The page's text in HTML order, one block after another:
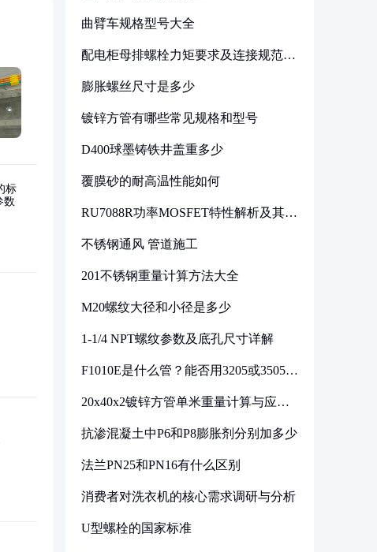
曲臂车规格型号大全
配电柜母排螺栓力矩要求及连接规范详
膨胀螺丝尺寸是多少
镀锌方管有哪些常见规格和型号
D400球墨铸铁井盖重多少
覆膜砂的耐高温性能如何
RU7088R功率MOSFET特性解析及其在
不锈钢通风 管道施工
201不锈钢重量计算方法大全
M20螺纹大径和小径是多少
1-1/4 NPT螺纹参数及底孔尺寸详解
F1010E是什么管？能否用3205或3505代
20x40x2镀锌方管单米重量计算与应用
抗渗混凝土中P6和P8膨胀剂分别加多少
法兰PN25和PN16有什么区别
消费者对洗衣机的核心需求调研与分析
U型螺栓的国家标准